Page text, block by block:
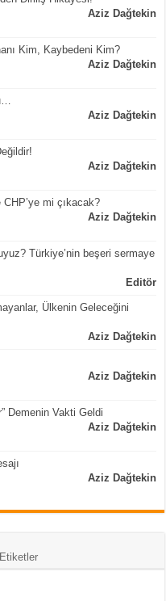
Aziz Dağtekin
Kim, Kaybedeni Kim?
Aziz Dağtekin
Aziz Dağtekin
Aziz Dağtekin
CHP’ye mi çıkacak?
Aziz Dağtekin
Türkiye’nin beşeri sermaye
Editör
Ülkenin Geleceğini
Aziz Dağtekin
Aziz Dağtekin
Demenin Vakti Geldi
Aziz Dağtekin
Aziz Dağtekin
Etiketler